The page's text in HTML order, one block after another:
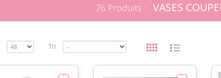
76 Produits : VASES
Tri